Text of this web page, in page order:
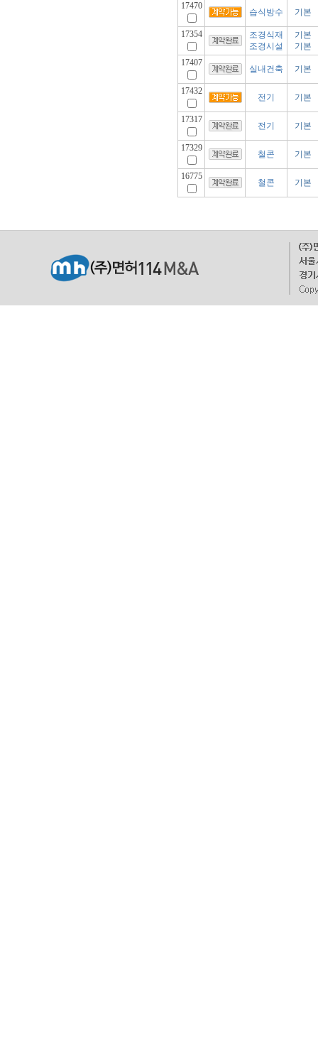
17470
습식방수 기본
17354
조경식재
조경시설
기본
기본
17407
실내건축 기본
17432
전기 기본
17317
전기 기본
17329
철콘 기본
16775
철콘 기본